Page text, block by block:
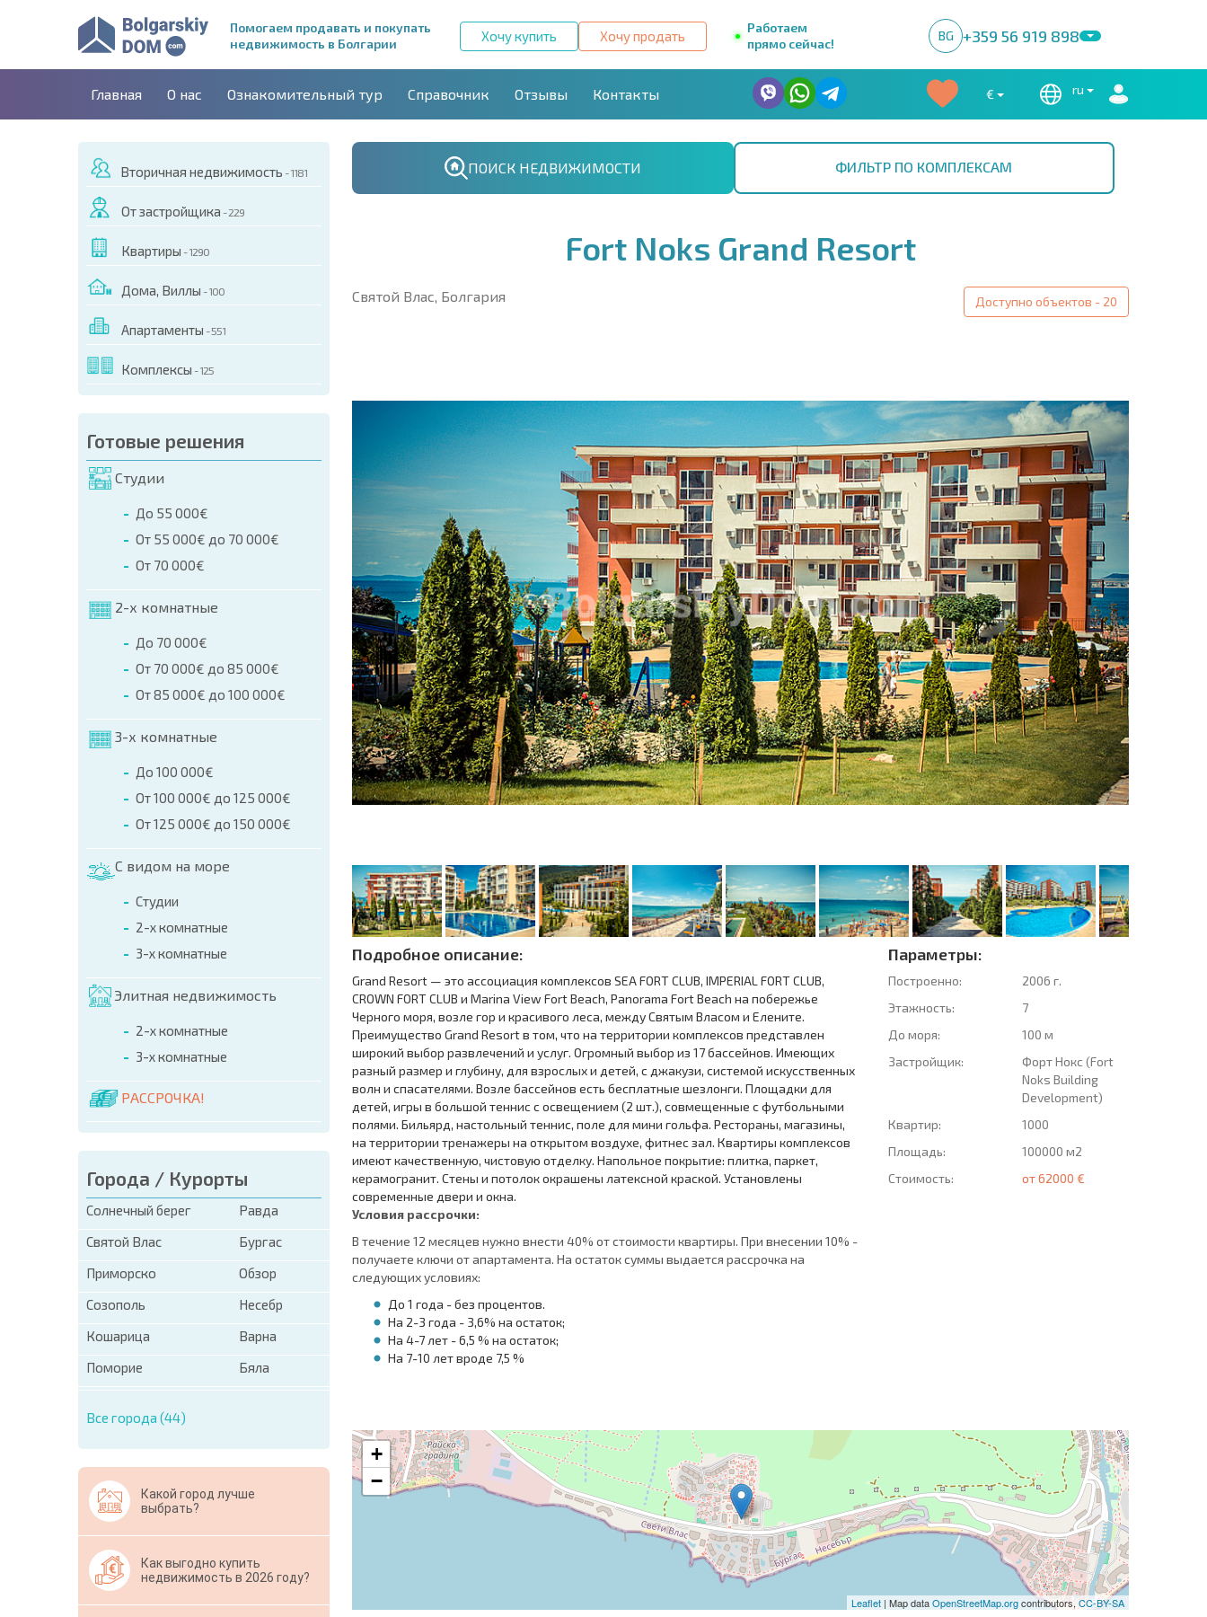
Помогаем продавать и покупать
недвижимость в Болгарии
Хочу купить Хочу продать
Работаем
прямо сейчас!
BG +359 56 919 898
Главная О нас Ознакомительный тур Справочник Отзывы Контакты € ru
Вторичная недвижимость - 1181
От застройщика - 229
Квартиры - 1290
Дома, Виллы - 100
Апартаменты - 551
Комплексы - 125
Готовые решения
Студии
До 55 000€
От 55 000€ до 70 000€
От 70 000€
2-х комнатные
До 70 000€
От 70 000€ до 85 000€
От 85 000€ до 100 000€
3-х комнатные
До 100 000€
От 100 000€ до 125 000€
От 125 000€ до 150 000€
С видом на море
Студии
2-х комнатные
3-х комнатные
Элитная недвижимость
2-х комнатные
3-х комнатные
РАССРОЧКА!
Города / Курорты
Солнечный берег
Равда
Святой Влас
Бургас
Приморско
Обзор
Созополь
Несебр
Кошарица
Варна
Поморие
Бяла
Все города (44)
Какой город лучше
выбрать?
Как выгодно купить
недвижимость в 2026 году?
ПОИСК НЕДВИЖИМОСТИ ФИЛЬТР ПО КОМПЛЕКСАМ
Fort Noks Grand Resort
Доступно объектов - 20
Святой Влас, Болгария
Подробное описание:
Grand Resort — это ассоциация комплексов SEA FORT CLUB, IMPERIAL FORT CLUB,
CROWN FORT CLUB и Marina View Fort Beach, Panorama Fort Beach на побережье
Черного моря, возле гор и красивого леса, между Святым Власом и Елените.
Преимущество Grand Resort в том, что на территории комплексов представлен
широкий выбор развлечений и услуг. Огромный выбор из 17 бассейнов. Имеющих
разный размер и глубину, для взрослых и детей, с джакузи, системой искусственных
волн и спасателями. Возле бассейнов есть бесплатные шезлонги. Площадки для
детей, игры в большой теннис с освещением (2 шт.), совмещенные с футбольными
полями. Бильярд, настольный теннис, поле для мини гольфа. Рестораны, магазины,
на территории тренажеры на открытом воздухе, фитнес зал. Квартиры комплексов
имеют качественную, чистовую отделку. Напольное покрытие: плитка, паркет,
керамогранит. Стены и потолок окрашены латексной краской. Установлены
современные двери и окна.
Условия рассрочки:
В течение 12 месяцев нужно внести 40% от стоимости квартиры. При внесении 10% -
получаете ключи от апартамента. На остаток суммы выдается рассрочка на
следующих условиях:
До 1 года - без процентов.
На 2-3 года - 3,6% на остаток;
На 4-7 лет - 6,5 % на остаток;
На 7-10 лет вроде 7,5 %
Параметры:
Построенно:
2006 г.
Этажность:
7
До моря:
100 м
Застройщик:
Форт Нокс (Fort
Noks Building
Development)
Квартир:
1000
Площадь:
100000 м2
Стоимость:
от 62000 €
+
−
Leaflet | Map dataOpenStreetMap.orgcontributors,CC-BY-SA